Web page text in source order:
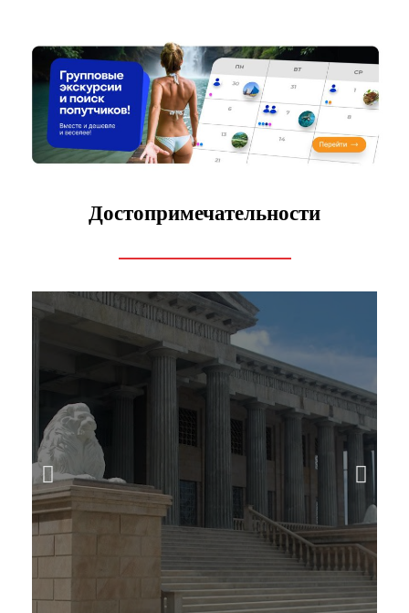
Достопримечательности
Храм Леи
Храм Лии, получивший название «Тадж-Махал
Себу», – это великий жест любви от мужа к его
покойной жене.
ПОДРОБНЕЕ